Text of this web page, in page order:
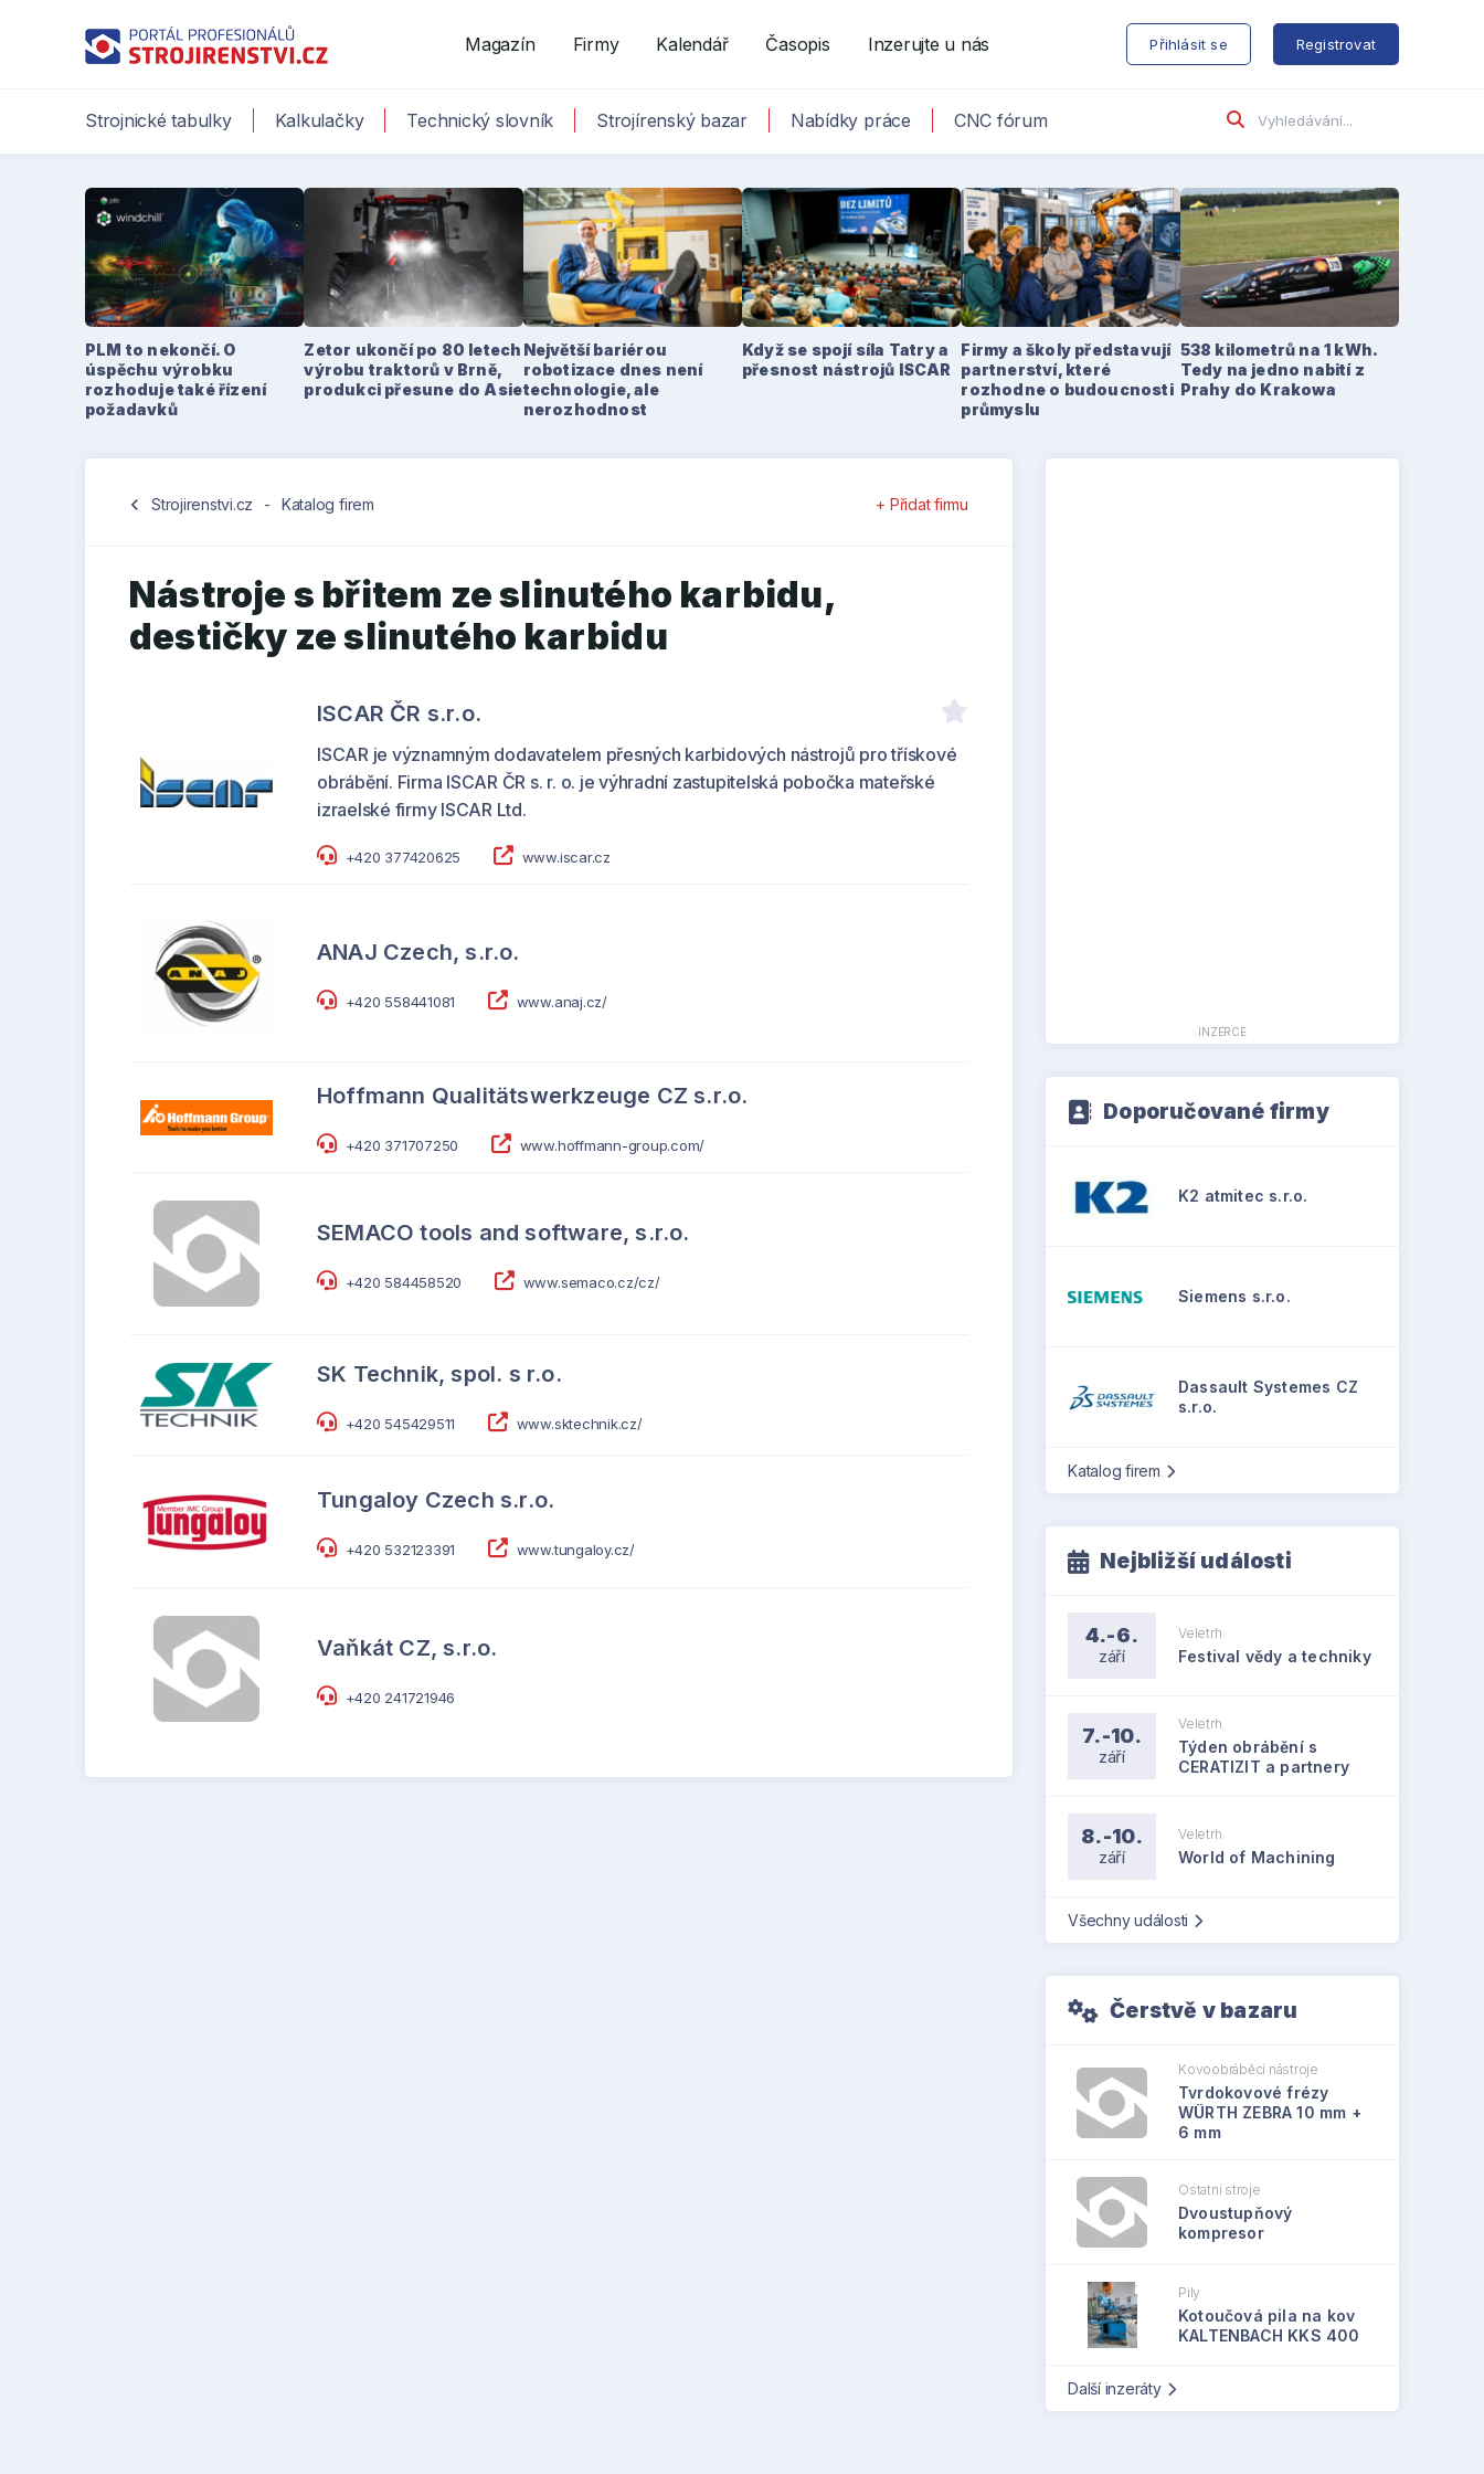
Magazín Firmy Kalendář Časopis Inzerujte u nás Přihlásit se Registrovat
Strojnické tabulky Kalkulačky Technický slovník Strojírenský bazar Nabídky práce CNC fórum
PLM to nekončí. O
úspěchu výrobku
rozhoduje také řízení
požadavků
Zetor ukončí po 80 letech
výrobu traktorů v Brně,
produkci přesune do Asie
Největší bariérou
robotizace dnes není
technologie, ale
nerozhodnost
Když se spojí síla Tatry a
přesnost nástrojů ISCAR
Firmy a školy představují
partnerství, které
rozhodne o budoucnosti
průmyslu
538 kilometrů na 1 kWh.
Tedy na jedno nabití z
Prahy do Krakowa
chevron_left Strojirenstvi.cz - Katalog firem + Přidat firmu
Nástroje s břitem ze slinutého karbidu,
destičky ze slinutého karbidu
ISCAR ČR s.r.o.
ISCAR je významným dodavatelem přesných karbidových nástrojů pro třískové
obrábění. Firma ISCAR ČR s. r. o. je výhradní zastupitelská pobočka mateřské
izraelské firmy ISCAR Ltd.
+420 377420625 www.iscar.cz
ANAJ Czech, s.r.o.
+420 558441081 www.anaj.cz/
Hoffmann Qualitätswerkzeuge CZ s.r.o.
+420 371707250 www.hoffmann-group.com/
SEMACO tools and software, s.r.o.
+420 584458520 www.semaco.cz/cz/
SK Technik, spol. s r.o.
+420 545429511 www.sktechnik.cz/
Tungaloy Czech s.r.o.
+420 532123391 www.tungaloy.cz/
Vaňkát CZ, s.r.o.
+420 241721946
INZERCE
Doporučované firmy
K2 atmitec s.r.o.
Siemens s.r.o.
Dassault Systemes CZ
s.r.o.
Katalog firem
Nejbližší události
4.-6.
září
Veletrh
Festival vědy a techniky
7.-10.
září
Veletrh
Týden obrábění s
CERATIZIT a partnery
8.-10.
září
Veletrh
World of Machining
Všechny události
Čerstvě v bazaru
Kovoobráběcí nástroje
Tvrdokovové frézy
WÜRTH ZEBRA 10 mm +
6 mm
Ostatní stroje
Dvoustupňový
kompresor
Pily
Kotoučová pila na kov
KALTENBACH KKS 400
Další inzeráty